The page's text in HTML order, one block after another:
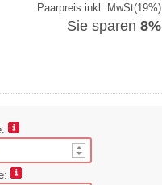
Paarpreis inkl. MwSt(19%)
Sie sparen8%